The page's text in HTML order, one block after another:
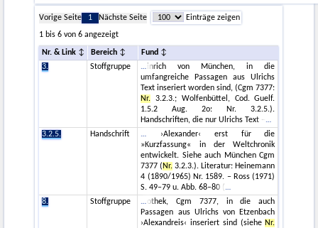
Vorige Seite 1 Nächste Seite
Einträge zeigen
1 bis 6 von 6 angezeigt
Nr. & Link Bereich
Fund
3.
Stoffgruppe
inrich von München, in die
umfangreiche Passagen aus Ulrichs
Text inseriert worden sind, (Cgm 7377:
Nr. 3.2.3.; Wolfenbüttel, Cod. Guelf.
1.5.2 Aug. 2o: Nr. 3.2.5.).
Handschriften, die nur Ulrichs Text –
3.2.5.
Handschrift
›Alexander‹ erst für die
»Kurzfassung« in der Weltchronik
entwickelt. Siehe auch München Cgm
7377 (Nr. 3.2.3.). Literatur: Heinemann
4 (1890/1965) Nr. 1589. – Ross (1971)
S. 49–79 u. Abb. 68–80 (
8.
Stoffgruppe
othek, Cgm 7377, in die auch
Passagen aus Ulrichs von Etzenbach
›Alexandreis‹ inseriert sind (siehe Nr.